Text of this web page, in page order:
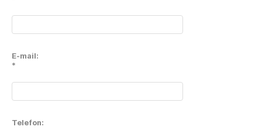
E-mail:
*
Telefon: